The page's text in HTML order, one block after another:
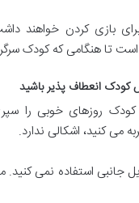
بازی کردن خواهند
است تا هنگامی که کودک
کودک انعطاف پذیر باشید
کودک روزهای خوبی را
می کنید، اشکالی ندارد.
جانبی استفاده نمی